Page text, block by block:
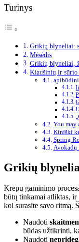
Turinys
Grikių blyneliai:
Mėsėdis
Grikių blyneliai,
Kiaušinių ir sūrio
You may
Kiniški
Spring
Avokadų
Grikių
Krepų gaminimo
būtų tinkamai atliktas, ir
kol surasite savo ritmą.
Naudoti
būdas užtikrinti,
Naudoti